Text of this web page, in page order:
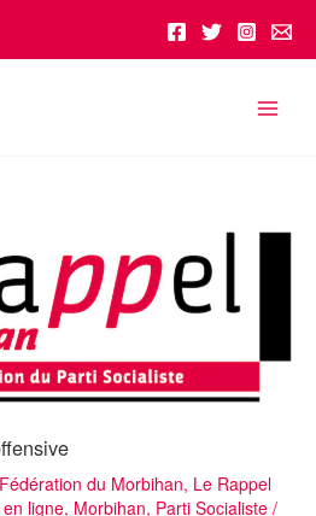
Fédération du Morbihan, Le Rappel
ligne, Morbihan, Parti Socialiste /